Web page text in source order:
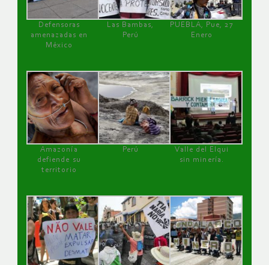
Defensoras
amenazadas en
México
Las Bambas,
Perú
PUEBLA, Pue, 27
Enero
Amazonía
defiende su
territorio
Perú
Valle del Elqui
sin minería.